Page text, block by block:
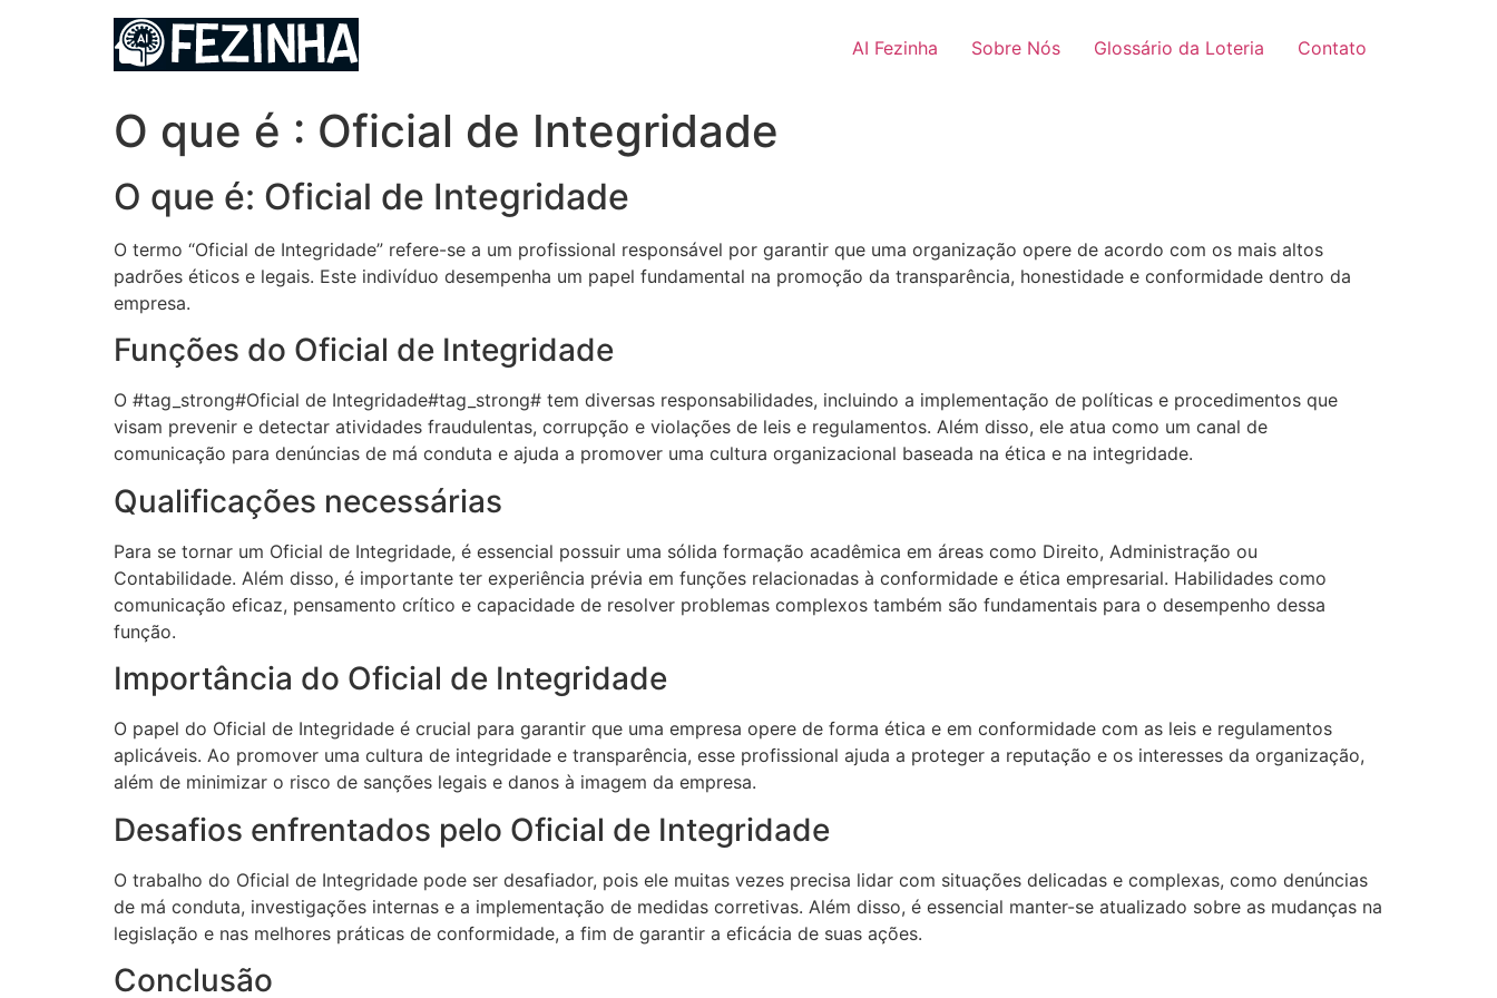
AI Fezinha Sobre Nós Glossário da Loteria Contato
O que é : Oficial de Integridade
O que é: Oficial de Integridade
O termo “Oficial de Integridade” refere-se a um profissional responsável por garantir que uma organização opere de acordo com os mais altos
padrões éticos e legais. Este indivíduo desempenha um papel fundamental na promoção da transparência, honestidade e conformidade dentro da
empresa.
Funções do Oficial de Integridade
O #tag_strong#Oficial de Integridade#tag_strong# tem diversas responsabilidades, incluindo a implementação de políticas e procedimentos que
visam prevenir e detectar atividades fraudulentas, corrupção e violações de leis e regulamentos. Além disso, ele atua como um canal de
comunicação para denúncias de má conduta e ajuda a promover uma cultura organizacional baseada na ética e na integridade.
Qualificações necessárias
Para se tornar um Oficial de Integridade, é essencial possuir uma sólida formação acadêmica em áreas como Direito, Administração ou
Contabilidade. Além disso, é importante ter experiência prévia em funções relacionadas à conformidade e ética empresarial. Habilidades como
comunicação eficaz, pensamento crítico e capacidade de resolver problemas complexos também são fundamentais para o desempenho dessa
função.
Importância do Oficial de Integridade
O papel do Oficial de Integridade é crucial para garantir que uma empresa opere de forma ética e em conformidade com as leis e regulamentos
aplicáveis. Ao promover uma cultura de integridade e transparência, esse profissional ajuda a proteger a reputação e os interesses da organização,
além de minimizar o risco de sanções legais e danos à imagem da empresa.
Desafios enfrentados pelo Oficial de Integridade
O trabalho do Oficial de Integridade pode ser desafiador, pois ele muitas vezes precisa lidar com situações delicadas e complexas, como denúncias
de má conduta, investigações internas e a implementação de medidas corretivas. Além disso, é essencial manter-se atualizado sobre as mudanças na
legislação e nas melhores práticas de conformidade, a fim de garantir a eficácia de suas ações.
Conclusão